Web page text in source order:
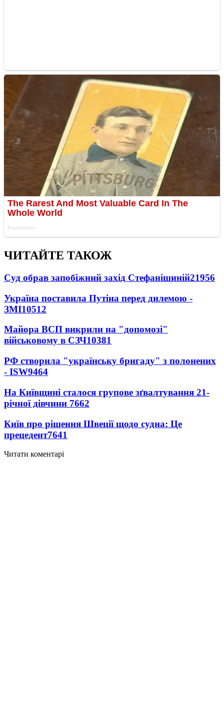
ЧИТАЙТЕ ТАКОЖ
Суд обрав запобіжний захід Стефанішиній21956
Україна поставила Путіна перед дилемою -
ЗМІ10512
Майора ВСП викрили на "допомозі"
військовому в СЗЧ10381
РФ створила "українську бригаду" з полонених
- ISW9464
На Київщині сталося групове зґвалтування 21-
річної дівчини 7662
Київ про рішення Швеції щодо судна: Це
прецедент7641
Читати коментарі